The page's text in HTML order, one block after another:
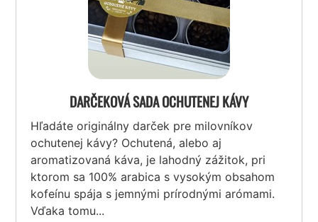
DARČEKOVÁ SADA OCHUTENEJ KÁVY
Hľadáte originálny darček pre milovníkov
ochutenej kávy? Ochutená, alebo aj
aromatizovaná káva, je lahodný zážitok, pri
ktorom sa 100% arabica s vysokým obsahom
kofeínu spája s jemnými prírodnými arómami.
Vďaka tomu...